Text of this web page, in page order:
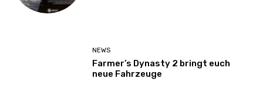
NEWS
Farmer’s Dynasty 2 bringt euch
neue Fahrzeuge